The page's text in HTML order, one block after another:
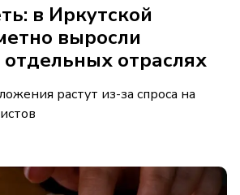
в Иркутской
выросли
отраслях
растут из-за спроса на